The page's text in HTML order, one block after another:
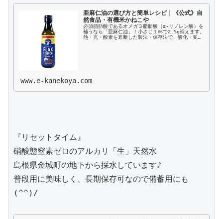
亜麻仁油の選び方と簡単レシピ｜《公式》自
然食品・有機米かねこや
必須脂肪酸であるオメガ３脂肪酸（α-リノレン酸）を
補うなら「亜麻仁油」！小さじ１杯で2.5g補えます。
熱・光・酸素を遮断した製法・保存法で、酸化・変質
www.e-kanekoya.com
『リセットタイム』
硝酸態窒素ゼロのアルカリ「生」天然水
島根県金城町の地下から採水しています♪
普段用に美味しく、長期保存可なので備蓄用にも
(^^)/